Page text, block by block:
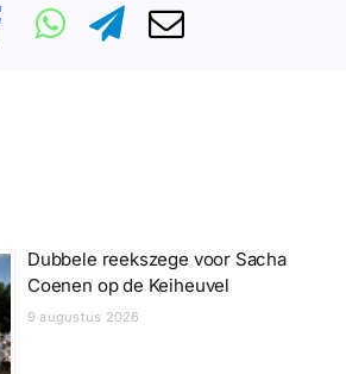
Dubbele reekszege voor Sacha
Coenen op de Keiheuvel
9 augustus 2026